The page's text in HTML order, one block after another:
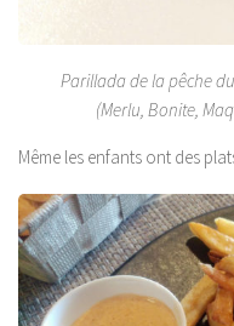
Parillada de la pêche
(Merlu, Bonite,
Même les enfants ont des